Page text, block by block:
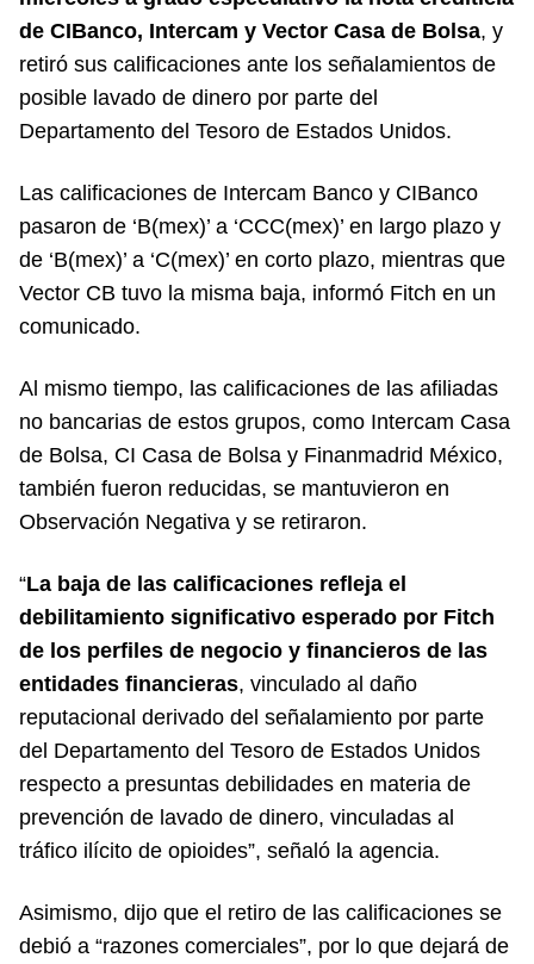
de CIBanco, Intercam y Vector Casa de Bolsa, y
retiró sus calificaciones ante los señalamientos de
posible lavado de dinero por parte del
Departamento del Tesoro de Estados Unidos.
Las calificaciones de Intercam Banco y CIBanco
pasaron de ‘B(mex)’ a ‘CCC(mex)’ en largo plazo y
de ‘B(mex)’ a ‘C(mex)’ en corto plazo, mientras que
Vector CB tuvo la misma baja, informó Fitch en un
comunicado.
Al mismo tiempo, las calificaciones de las afiliadas
no bancarias de estos grupos, como Intercam Casa
de Bolsa, CI Casa de Bolsa y Finanmadrid México,
también fueron reducidas, se mantuvieron en
Observación Negativa y se retiraron.
“La baja de las calificaciones refleja el
debilitamiento significativo esperado por Fitch
de los perfiles de negocio y financieros de las
entidades financieras, vinculado al daño
reputacional derivado del señalamiento por parte
del Departamento del Tesoro de Estados Unidos
respecto a presuntas debilidades en materia de
prevención de lavado de dinero, vinculadas al
tráfico ilícito de opioides”, señaló la agencia.
Asimismo, dijo que el retiro de las calificaciones se
debió a “razones comerciales”, por lo que dejará de